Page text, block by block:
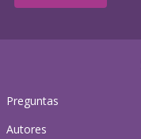
Preguntas
Autores